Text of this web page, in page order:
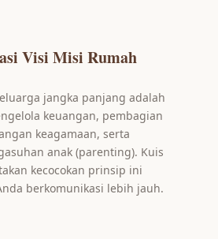
Visi Misi Rumah
jangka panjang adalah
keuangan, pembagian
keagamaan, serta
anak (parenting). Kuis
kecocokan prinsip ini
berkomunikasi lebih jauh.